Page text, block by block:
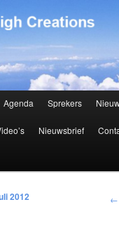
Creations
inhoud
inhoud
Agenda Sprekers
Nieuwsbrief
←
2012